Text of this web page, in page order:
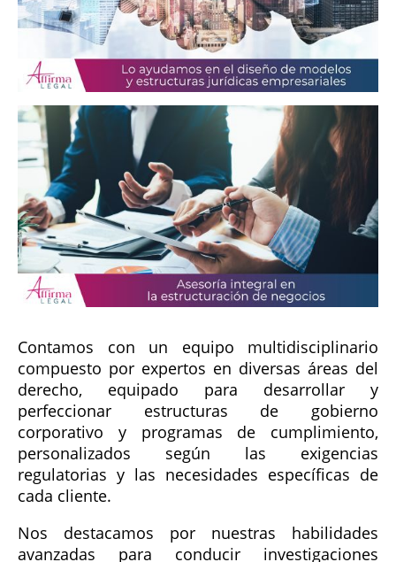
Contamos con un equipo multidisciplinario
compuesto por expertos en diversas áreas del
derecho, equipado para desarrollar y
perfeccionar estructuras de gobierno
corporativo y programas de cumplimiento,
personalizados según las exigencias
regulatorias y las necesidades específicas de
cada cliente.
Nos destacamos por nuestras habilidades
avanzadas para conducir investigaciones